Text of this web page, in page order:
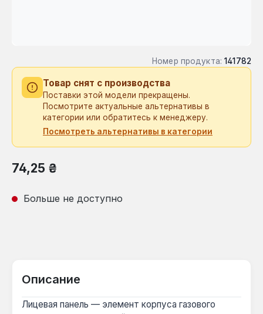
Номер продукта: 141782
Товар снят с производства
Поставки этой модели прекращены.
Посмотрите актуальные альтернативы в
категории или обратитесь к менеджеру.
Посмотреть альтернативы в категории
Обычная цена:
74,25 ₴
Больше не доступно
Описание
Лицевая панель — элемент корпуса газового